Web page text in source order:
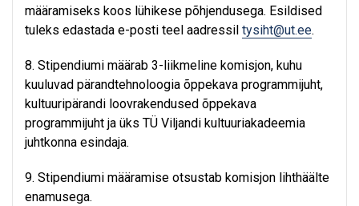
määramiseks koos lühikese põhjendusega. Esildised
tuleks edastada e-posti teel aadressil tysiht@ut.ee.
8. Stipendiumi määrab 3-liikmeline komisjon, kuhu
kuuluvad pärandtehnoloogia õppekava programmijuht,
kultuuripärandi loovrakendused õppekava
programmijuht ja üks TÜ Viljandi kultuuriakadeemia
juhtkonna esindaja.
9. Stipendiumi määramise otsustab komisjon lihthäälte
enamusega.